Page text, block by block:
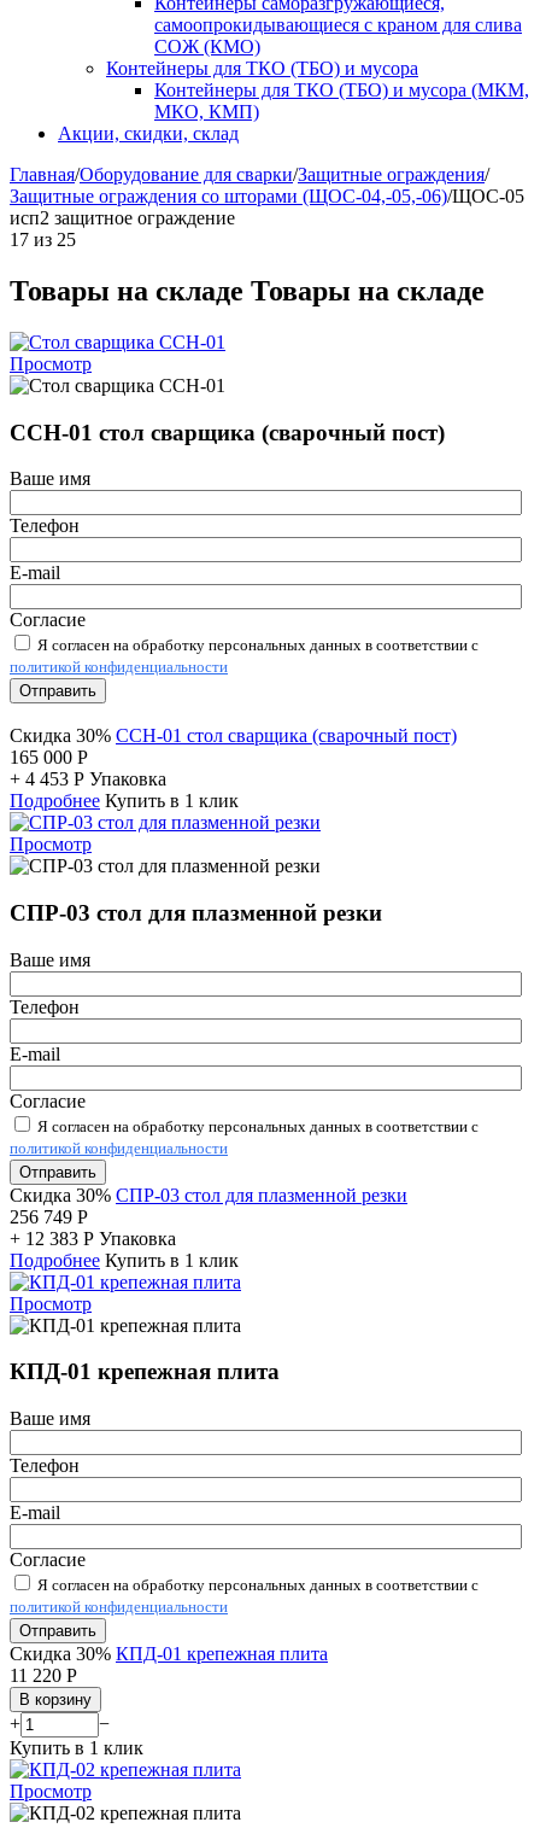
самоопрокидывающиеся с краном для слива
СОЖ (КМО)
Контейнеры для ТКО (ТБО) и мусора
Контейнеры для ТКО (ТБО) и мусора (МКМ,
МКО, КМП)
Акции, скидки, склад
Главная/Оборудование для сварки/Защитные ограждения/
Защитные ограждения со шторами (ЩОС-04,-05,-06)/ЩОС-05
исп2 защитное ограждение
17 из 25
Товары на складе Товары на складе
Просмотр
ССН-01 стол сварщика (сварочный пост)
Ваше имя
Телефон
E-mail
Согласие
Я согласен на обработку персональных данных в соответствии с
политикой конфиденциальности
Отправить
Скидка 30% ССН-01 стол сварщика (сварочный пост)
165 000 Р
+ 4 453 Р Упаковка
Подробнее Купить в 1 клик
Просмотр
СПР-03 стол для плазменной резки
Ваше имя
Телефон
E-mail
Согласие
Я согласен на обработку персональных данных в соответствии с
политикой конфиденциальности
Отправить
Скидка 30% СПР-03 стол для плазменной резки
256 749 Р
+ 12 383 Р Упаковка
Подробнее Купить в 1 клик
Просмотр
КПД-01 крепежная плита
Ваше имя
Телефон
E-mail
Согласие
Я согласен на обработку персональных данных в соответствии с
политикой конфиденциальности
Отправить
Скидка 30% КПД-01 крепежная плита
11 220 Р
В корзину
+
−
Купить в 1 клик
Просмотр